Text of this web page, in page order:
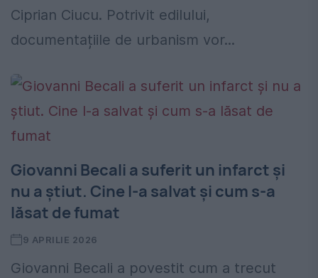
Ciprian Ciucu. Potrivit edilului,
documentațiile de urbanism vor...
Giovanni Becali a suferit un infarct și
nu a știut. Cine l-a salvat și cum s-a
lăsat de fumat
9 APRILIE 2026
Giovanni Becali a povestit cum a trecut